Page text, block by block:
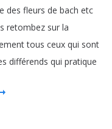
des fleurs de bach etc
retombez sur la
tous ceux qui sont
différends qui pratique